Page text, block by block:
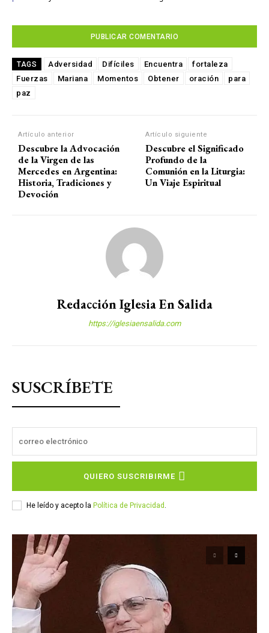
TAGS Adversidad Difíciles Encuentra
fortaleza
Fuerzas
Mariana Momentos Obtener oración
para
paz
Artículo anterior
Descubre la Advocación
de la Virgen de las
Mercedes en Argentina:
Historia, Tradiciones y
Devoción
Artículo siguiente
Descubre el Significado
Profundo de la
Comunión en la Liturgia:
Un Viaje Espiritual
Redacción Iglesia En Salida
https://iglesiaensalida.com
SUSCRÍBETE
QUIERO SUSCRIBIRME
He leído y acepto la Política de Privacidad